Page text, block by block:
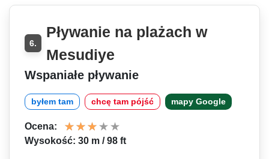
6.
Pływanie na plażach w
Mesudiye
Wspaniałe pływanie
byłem tam chcę tam pójść mapy Google
Ocena:
Wysokość: 30 m / 98 ft